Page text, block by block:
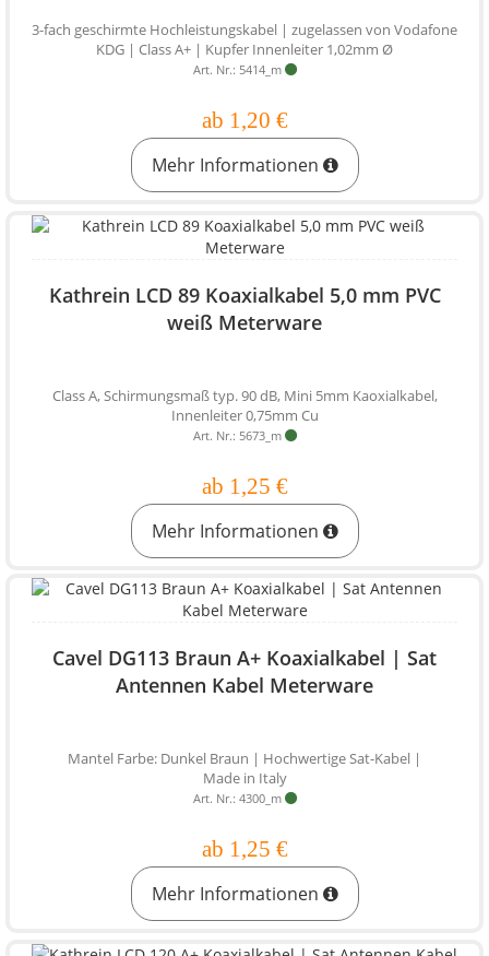
3-fach geschirmte Hochleistungskabel | zugelassen von Vodafone
KDG | Class A+ | Kupfer Innenleiter 1,02mm Ø
Art. Nr.: 5414_m
ab 1,20 €
Mehr Informationen
Kathrein LCD 89 Koaxialkabel 5,0 mm PVC
weiß Meterware
Class A, Schirmungsmaß typ. 90 dB, Mini 5mm Kaoxialkabel,
Innenleiter 0,75mm Cu
Art. Nr.: 5673_m
ab 1,25 €
Mehr Informationen
Cavel DG113 Braun A+ Koaxialkabel | Sat
Antennen Kabel Meterware
Mantel Farbe: Dunkel Braun | Hochwertige Sat-Kabel |
Made in Italy
Art. Nr.: 4300_m
ab 1,25 €
Mehr Informationen